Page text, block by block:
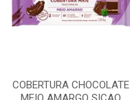
COBERTURA CHOCOLATE